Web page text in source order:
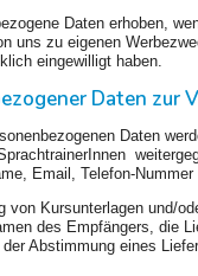
Daten erhoben,
uns zu eigenen
eingewilligt haben.
Daten zur
Daten
Email, Telefon-Nummer
von Kursunterlagen und/
des Empfängers, die
Abstimmung eines